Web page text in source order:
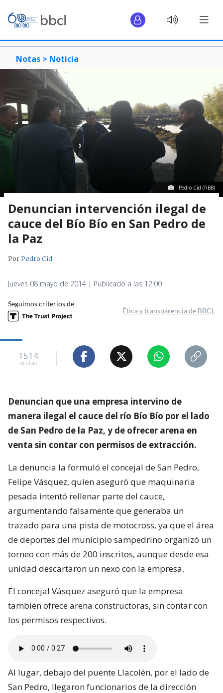
Notas > Noticia
Pedro Cid (RBB)
Denuncian intervención ilegal de
cauce del Bío Bío en San Pedro de
la Paz
PorPedro Cid
Jueves 08 mayo de 2014 | Publicado a las 12:00
Seguimos criterios de
Ética y transparencia de BBCL
1514
visitas
Denuncian que una empresa intervino de
manera ilegal el cauce del río Bío Bío por el lado
de San Pedro de la Paz, y de ofrecer arena en
venta sin contar con permisos de extracción.
La denuncia la formuló el concejal de San Pedro,
Felipe Vásquez, quien aseguró que maquinaria
pesada intentó rellenar parte del cauce,
argumentando falsamente que generaba un
trazado para una pista de motocross, ya que el área
de deportes del municipio sampedrino organizó un
torneo con más de 200 inscritos, aunque desde esa
unidad descartaron un nexo con la empresa.
El concejal Vásquez aseguró que la empresa
también ofrece arena constructoras, sin contar con
los permisos respectivos.
Al lugar, debajo del puente Llacolén, por el lado de
San Pedro, llegaron funcionarios de la dirección